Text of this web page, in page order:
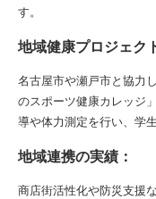
す。
地域健康プロジェク
名古屋市や瀬戸市と協力
のスポーツ健康カレッジ
導や体力測定を行い、学
地域連携の実績：
商店街活性化や防災支援